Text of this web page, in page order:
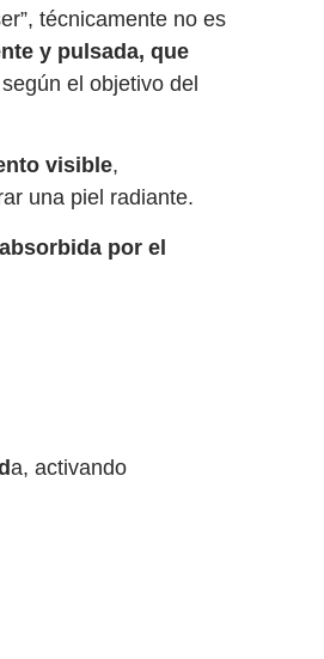
técnicamente no es
y pulsada, que
el objetivo del
visible,
una piel radiante.
absorbida por el
a, activando